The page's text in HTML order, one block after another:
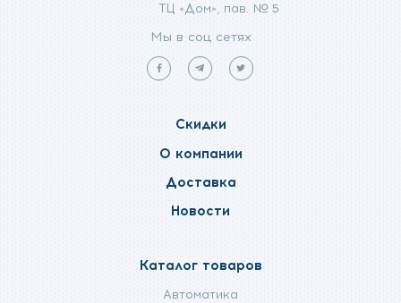
ТЦ «Дом», пав. № 5
Мы в соц сетях
Мы
facebook
Мы
telegram
Мы
Скидки
О компании
Доставка
Новости
Каталог товаров
Автоматика